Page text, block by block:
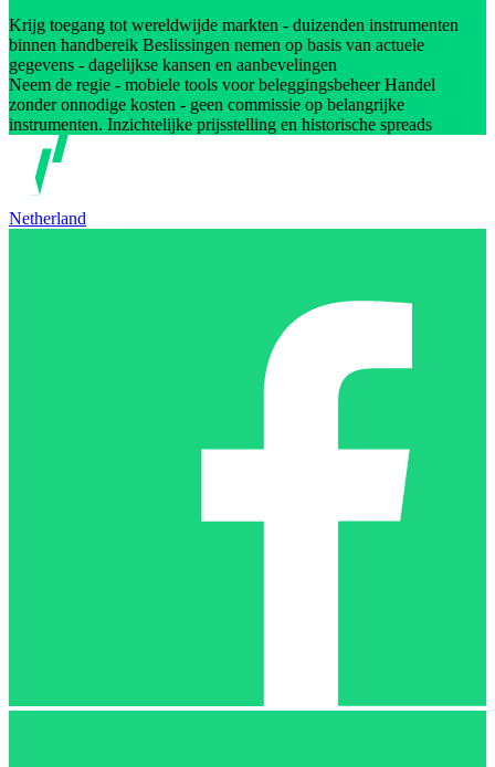
Krijg toegang tot wereldwijde markten - duizenden instrumenten
binnen handbereik Beslissingen nemen op basis van actuele
gegevens - dagelijkse kansen en aanbevelingen
Neem de regie - mobiele tools voor beleggingsbeheer Handel
zonder onnodige kosten - geen commissie op belangrijke
instrumenten. Inzichtelijke prijsstelling en historische spreads
Netherland